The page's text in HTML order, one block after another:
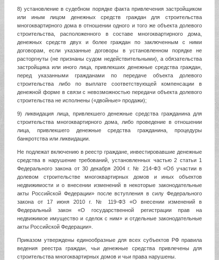
8) установление в судебном порядке факта привлечения застройщиком
или иным лицом денежных средств граждан для строительства
многоквартирного дома в отношении одного и того же объекта долевого
строительства, расположенного в составе многоквартирного дома,
денежных средств двух и более граждан по заключенным с ними
договорам, если указанные договоры в установленном порядке не
расторгнуты (не признаны судом недействительными), а обязательства
застройщика или иного лица, привлекших денежные средства граждан,
перед указанными гражданами по передаче объекта долевого
строительства либо по выплате соответствующей компенсации в
денежной форме в связи с невозможностью передачи объекта долевого
строительства не исполнены («двойные» продажи);
9) ликвидация лица, привлекшего денежные средства гражданина для
строительства многоквартирного дома, либо проведение в отношении
лица, привлекшего денежные средства гражданина, процедуры
банкротства или ликвидации.
Не подлежат включению в реестр граждане, инвестировавшие денежные
средства в нарушение требований, установленных частью 2 статьи 1
Федерального закона от 30 декабря 2004 г. № 214-ФЗ «Об участии в
долевом строительстве многоквартирных домов и иных объектов
недвижимости и о внесении изменений в некоторые законодательные
акты Российской Федерации» после вступления в силу Федерального
закона от 17 июня 2010 г. № 119-ФЗ «О внесении изменений в
Федеральный закон «О государственной регистрации прав на
недвижимое имущество и сделок с ним» и отдельные законодательные
акты Российской Федерации».
Приказом утверждены единообразные для всех субъектов РФ правила
ведения реестра граждан, чьи денежные средства привлечены для
строительства многоквартирных домов и чьи права нарушены.